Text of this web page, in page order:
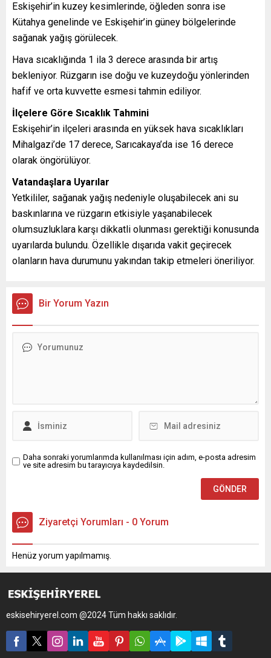
Eskişehir’in kuzey kesimlerinde, öğleden sonra ise
Kütahya genelinde ve Eskişehir’in güney bölgelerinde
sağanak yağış görülecek.
Hava sıcaklığında 1 ila 3 derece arasında bir artış
bekleniyor. Rüzgarın ise doğu ve kuzeydoğu yönlerinden
hafif ve orta kuvvette esmesi tahmin ediliyor.
İlçelere Göre Sıcaklık Tahmini
Eskişehir’in ilçeleri arasında en yüksek hava sıcaklıkları
Mihalgazi’de 17 derece, Sarıcakaya’da ise 16 derece
olarak öngörülüyor.
Vatandaşlara Uyarılar
Yetkililer, sağanak yağış nedeniyle oluşabilecek ani su
baskınlarına ve rüzgarın etkisiyle yaşanabilecek
olumsuzluklara karşı dikkatli olunması gerektiği konusunda
uyarılarda bulundu. Özellikle dışarıda vakit geçirecek
olanların hava durumunu yakından takip etmeleri öneriliyor.
Bir Yorum Yazın
Daha sonraki yorumlarımda kullanılması için adım, e-posta adresim
ve site adresim bu tarayıcıya kaydedilsin.
Ziyaretçi Yorumları - 0 Yorum
Henüz yorum yapılmamış.
eskisehiryerel.com @2024 Tüm hakkı saklıdır.